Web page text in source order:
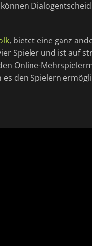
, bietet eine ganz
Spieler und ist auf
Online-
den Spielern